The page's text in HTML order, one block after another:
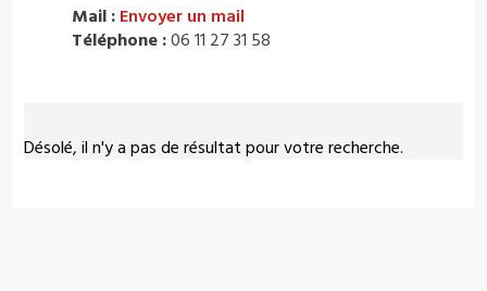
Désolé, il n'y a pas de résultat pour votre recherche.
Mail : Envoyer un mail
Téléphone :06 11 27 31 58